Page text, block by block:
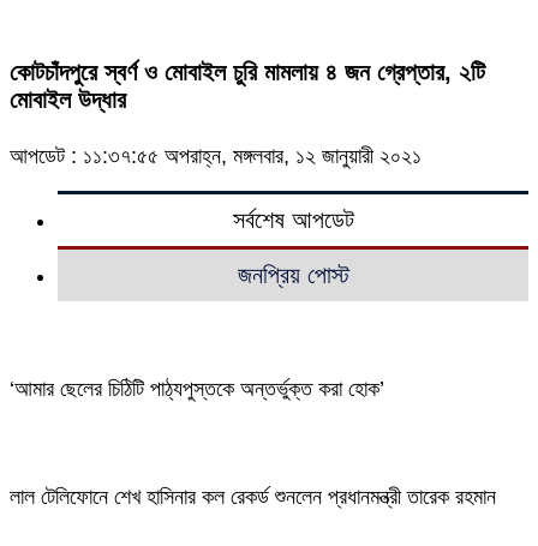
কোটচাঁদপুরে স্বর্ণ ও মোবাইল চুরি মামলায় ৪ জন গ্রেপ্তার, ২টি
মোবাইল উদ্ধার
আপডেট : ১১:৩৭:৫৫ অপরাহ্ন, মঙ্গলবার, ১২ জানুয়ারী ২০২১
সর্বশেষ আপডেট
জনপ্রিয় পোস্ট
‘আমার ছেলের চিঠিটি পাঠ্যপুস্তকে অন্তর্ভুক্ত করা হোক’
লাল টেলিফোনে শেখ হাসিনার কল রেকর্ড শুনলেন প্রধানমন্ত্রী তারেক রহমান